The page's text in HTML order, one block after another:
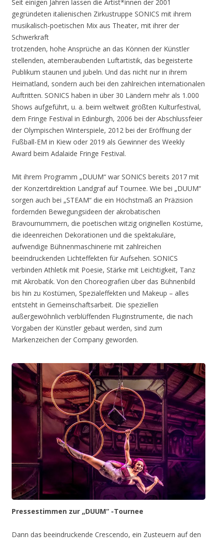
Seit einigen Jahren lassen die Artist*innen der 2001
gegründeten italienischen Zirkustruppe SONICS mit ihrem
musikalisch-poetischen Mix aus Theater, mit ihrer der
Schwerkraft
trotzenden, hohe Ansprüche an das Können der Künstler
stellenden, atemberaubenden Luftartistik, das begeisterte
Publikum staunen und jubeln. Und das nicht nur in ihrem
Heimatland, sondern auch bei den zahlreichen internationalen
Auftritten. SONICS haben in über 30 Ländern mehr als 1.000
Shows aufgeführt, u. a. beim weltweit größten Kulturfestival,
dem Fringe Festival in Edinburgh, 2006 bei der Abschlussfeier
der Olympischen Winterspiele, 2012 bei der Eröffnung der
Fußball-EM in Kiew oder 2019 als Gewinner des Weekly
Award beim Adalaide Fringe Festival.
Mit ihrem Programm „DUUM“ war SONICS bereits 2017 mit
der Konzertdirektion Landgraf auf Tournee. Wie bei „DUUM“
sorgen auch bei „STEAM“ die ein Höchstmaß an Präzision
fordernden Bewegungsideen der akrobatischen
Bravournummern, die poetischen witzig originellen Kostüme,
die ideenreichen Dekorationen und die spektakuläre,
aufwendige Bühnenmaschinerie mit zahlreichen
beeindruckenden Lichteffekten für Aufsehen. SONICS
verbinden Athletik mit Poesie, Stärke mit Leichtigkeit, Tanz
mit Akrobatik. Von den Choreografien über das Bühnenbild
bis hin zu Kostümen, Spezialeffekten und Makeup – alles
entsteht in Gemeinschaftsarbeit. Die speziellen
außergewöhnlich verblüffenden Fluginstrumente, die nach
Vorgaben der Künstler gebaut werden, sind zum
Markenzeichen der Company geworden.
Pressestimmen zur „DUUM“ -Tournee
Dann das beeindruckende Crescendo, ein Zusteuern auf den